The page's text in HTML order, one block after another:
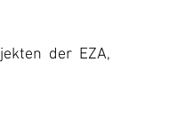
der  EZA,